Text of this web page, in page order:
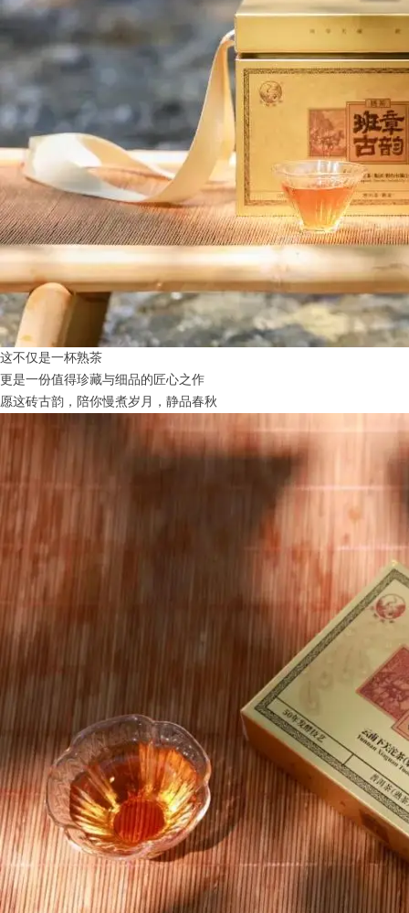
这不仅是一杯熟茶
更是一份值得珍藏与细品的匠心之作
愿这砖古韵，陪你慢煮岁月，静品春秋